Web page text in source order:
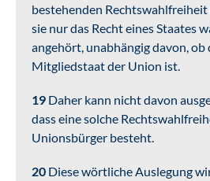
bestehenden
sie nur das Recht eines Staates
angehört, unabhängig davon, ob
Mitgliedstaat der Union ist.
19 Daher kann nicht davon
dass eine solche
Unionsbürger besteht.
20 Diese wörtliche Auslegung